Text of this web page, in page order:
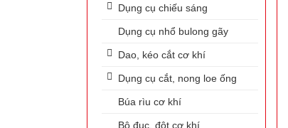
Dụng cụ chiếu sáng
Dụng cụ nhổ bulong gãy
Dao, kéo cắt cơ khí
Dụng cụ cắt, nong loe ống
Búa rìu cơ khí
Bộ đục, đột cơ khí